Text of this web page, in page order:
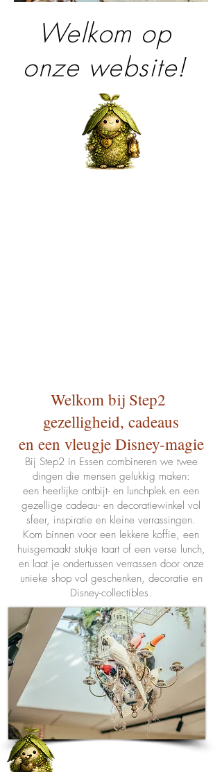
Welkom op
onze website!
Welkom bij Step2
gezelligheid, cadeaus
en een vleugje Disney-magie
Bij Step2 in Essen combineren we twee
dingen die mensen gelukkig maken:
een heerlijke ontbijt- en lunchplek en een
gezellige cadeau- en decoratiewinkel vol
sfeer, inspiratie en kleine verrassingen.
Kom binnen voor een lekkere koffie, een
huisgemaakt stukje taart of een verse lunch,
en laat je ondertussen verrassen door onze
unieke shop vol geschenken, decoratie en
Disney-collectibles.